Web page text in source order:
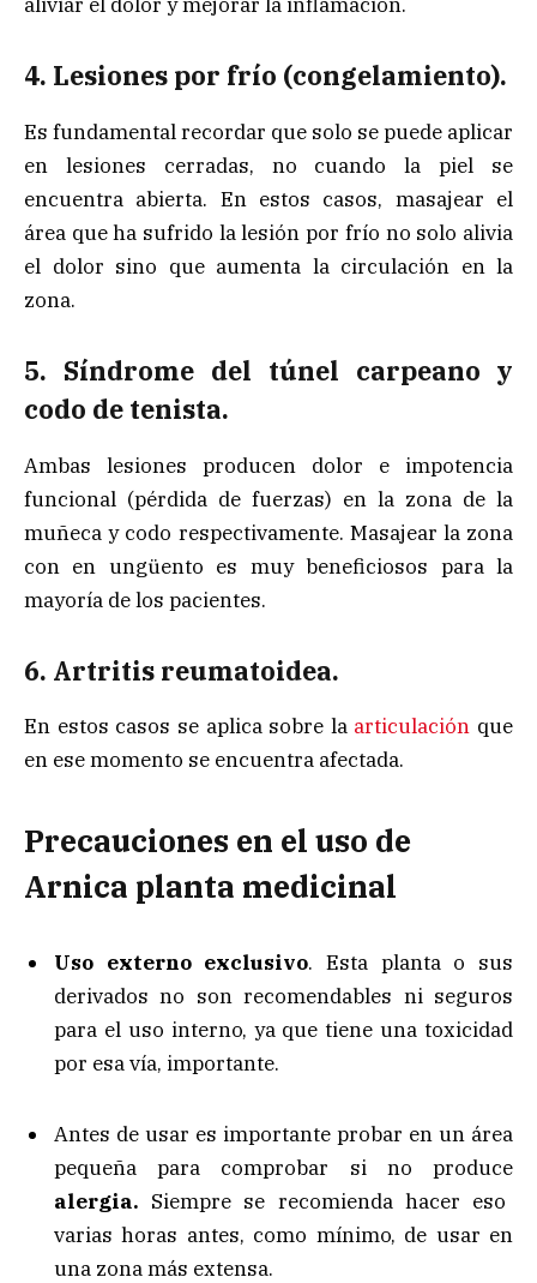
4. Lesiones por frío (congelamiento).
Es fundamental recordar que solo se puede aplicar
en lesiones cerradas, no cuando la piel se
encuentra abierta. En estos casos, masajear el
área que ha sufrido la lesión por frío no solo alivia
el dolor sino que aumenta la circulación en la
zona.
5. Síndrome del túnel carpeano y
codo de tenista.
Ambas lesiones producen dolor e impotencia
funcional (pérdida de fuerzas) en la zona de la
muñeca y codo respectivamente. Masajear la zona
con en ungüento es muy beneficiosos para la
mayoría de los pacientes.
6. Artritis reumatoidea.
En estos casos se aplica sobre la articulación que
en ese momento se encuentra afectada.
Precauciones en el uso de
Arnica planta medicinal
Uso externo exclusivo. Esta planta o sus
derivados no son recomendables ni seguros
para el uso interno, ya que tiene una toxicidad
por esa vía, importante.
Antes de usar es importante probar en un área
pequeña para comprobar si no produce
alergia. Siempre se recomienda hacer eso
varias horas antes, como mínimo, de usar en
una zona más extensa.